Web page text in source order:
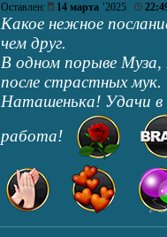
Оставлен: 14 марта ’2025
Какое нежное
чем друг.
В одном порыве
после страстных мук.
Наташенька! Удачи в
работа!